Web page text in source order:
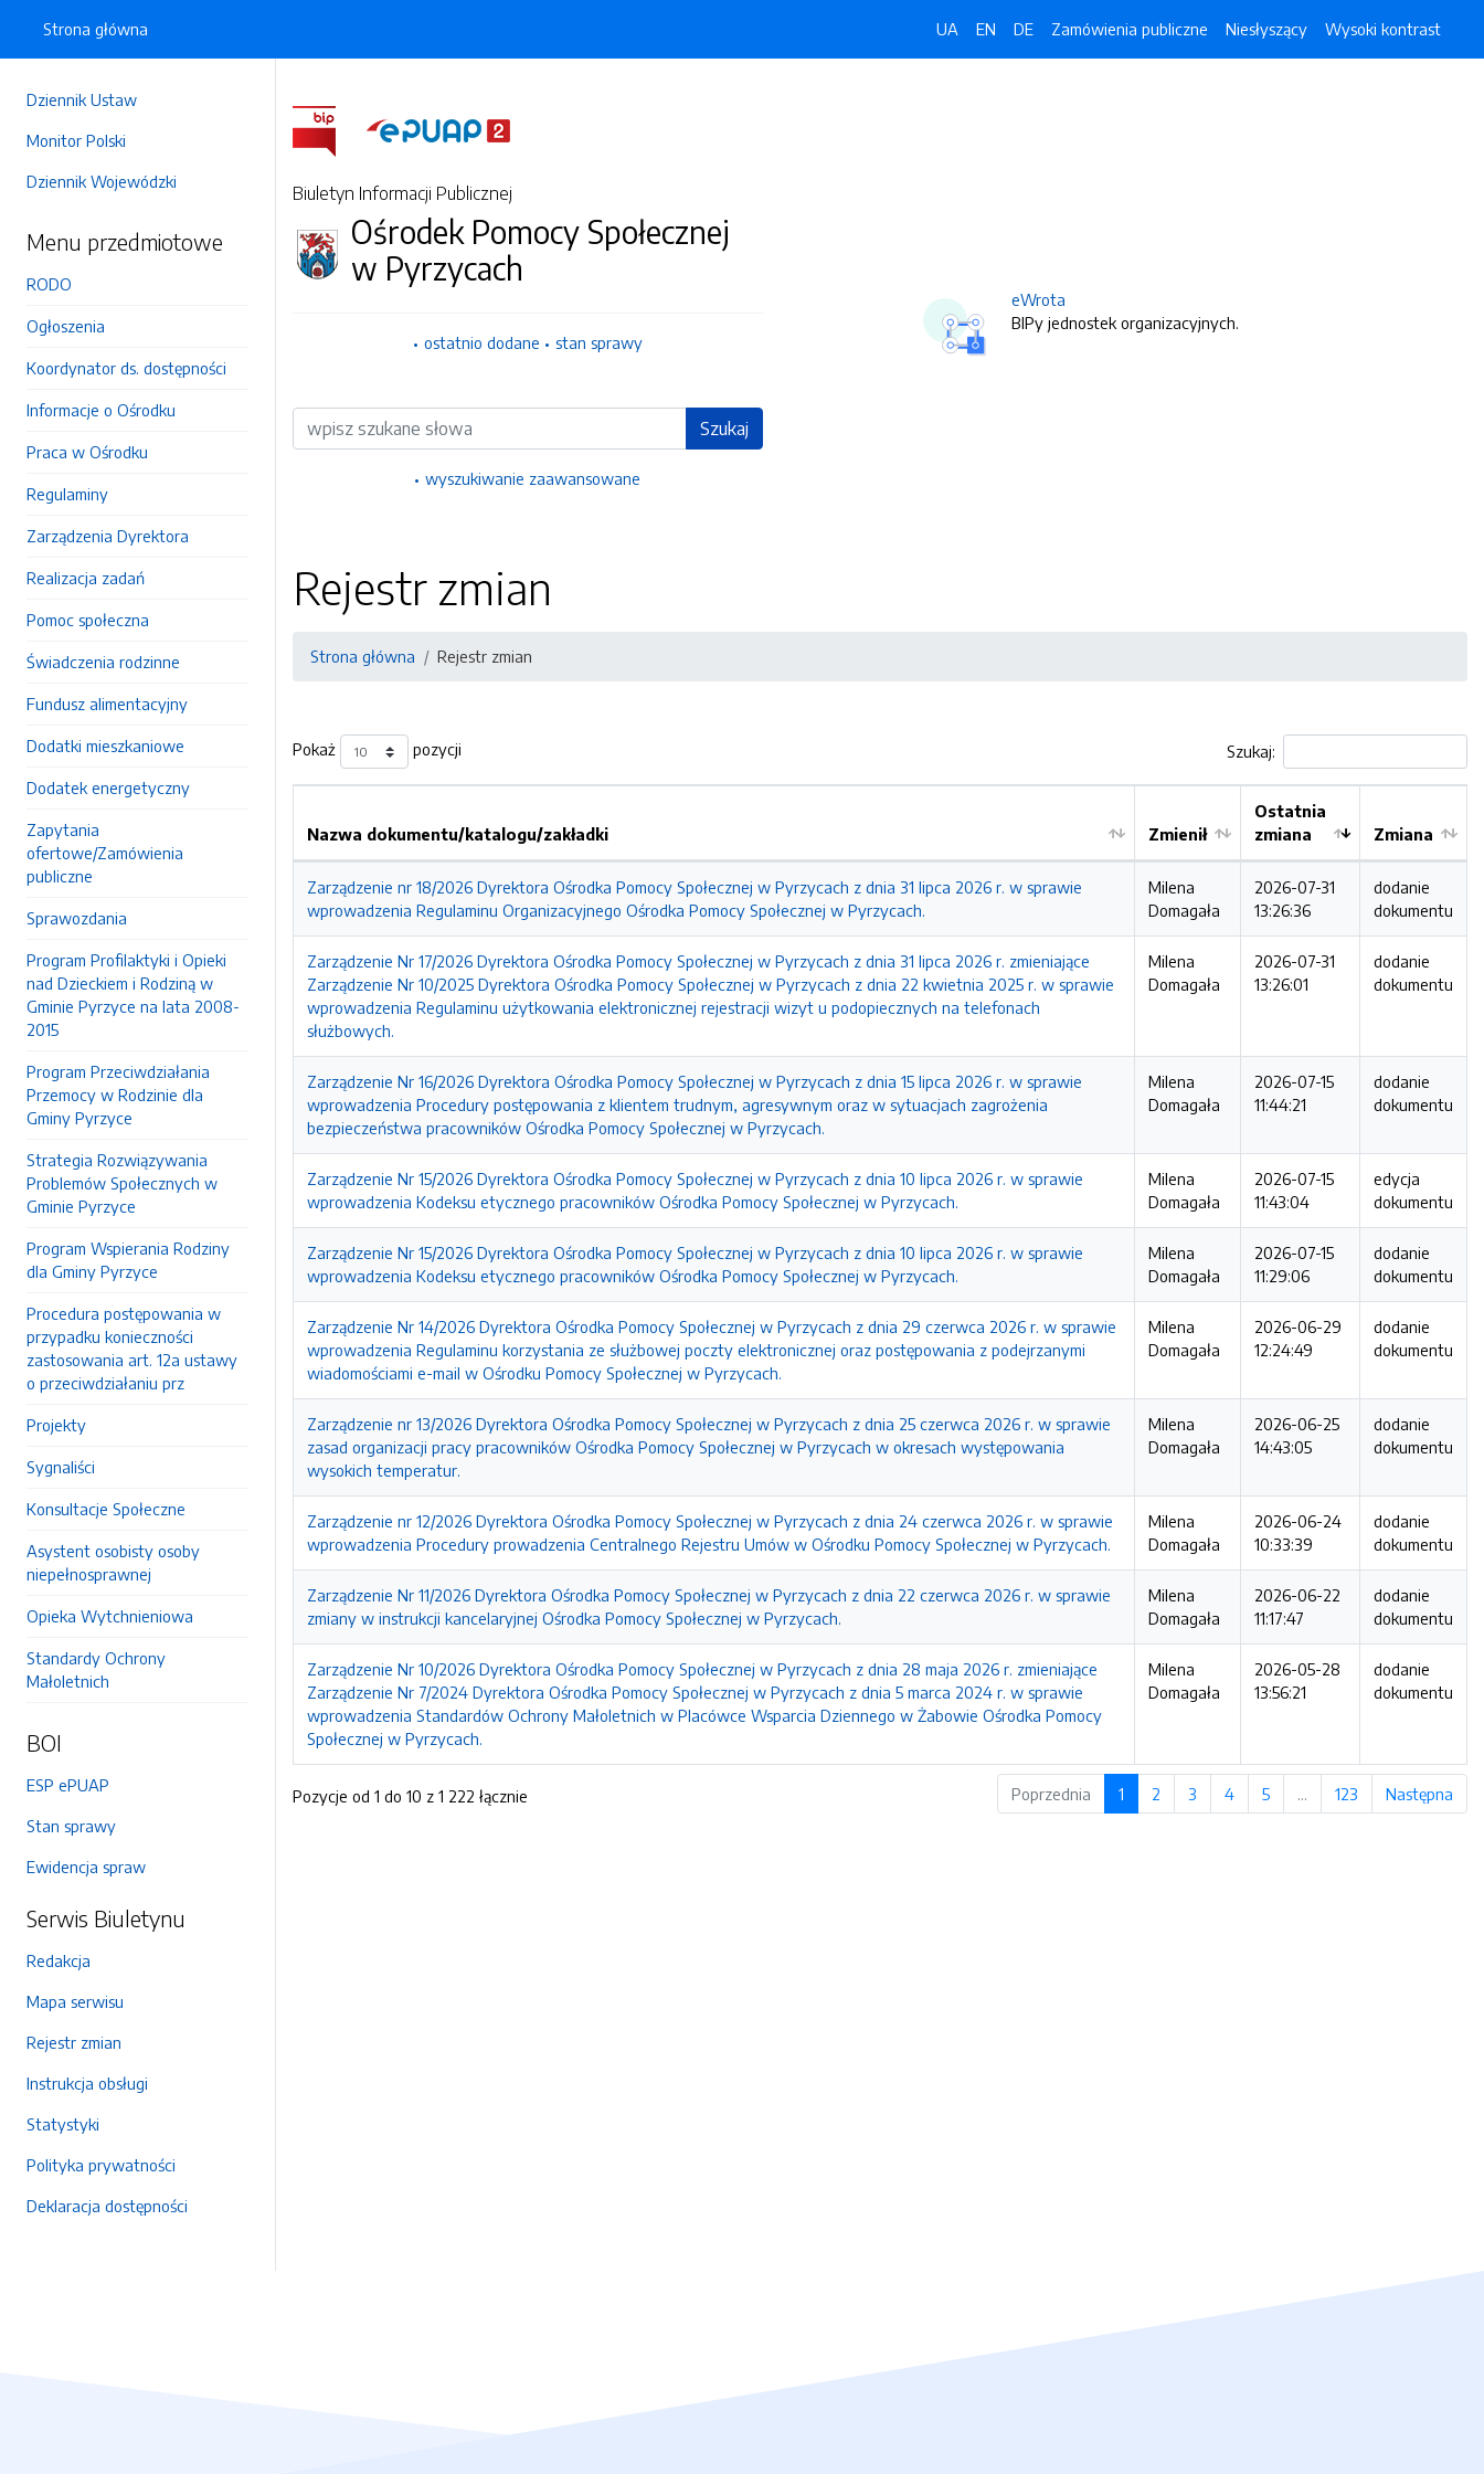
Dziennik Ustaw
Monitor Polski
Dziennik Wojewódzki
Menu przedmiotowe
RODO
Ogłoszenia
Koordynator ds. dostępności
Informacje o Ośrodku
Praca w Ośrodku
Regulaminy
Zarządzenia Dyrektora
Realizacja zadań
Pomoc społeczna
Świadczenia rodzinne
Fundusz alimentacyjny
Dodatki mieszkaniowe
Dodatek energetyczny
Zapytania
ofertowe/Zamówienia
publiczne
Sprawozdania
Program Profilaktyki i Opieki
nad Dzieckiem i Rodziną w
Gminie Pyrzyce na lata 2008-
2015
Program Przeciwdziałania
Przemocy w Rodzinie dla
Gminy Pyrzyce
Strategia Rozwiązywania
Problemów Społecznych w
Gminie Pyrzyce
Program Wspierania Rodziny
dla Gminy Pyrzyce
Procedura postępowania w
przypadku konieczności
zastosowania art. 12a ustawy
o przeciwdziałaniu prz
Projekty
Sygnaliści
Konsultacje Społeczne
Asystent osobisty osoby
niepełnosprawnej
Opieka Wytchnieniowa
Standardy Ochrony
Małoletnich
BOI
ESP ePUAP
Stan sprawy
Ewidencja spraw
Serwis Biuletynu
Redakcja
Mapa serwisu
Rejestr zmian
Instrukcja obsługi
Statystyki
Polityka prywatności
Deklaracja dostępności
Strona główna UA EN DE Zamówienia publiczne Niesłyszący Wysoki kontrast
Biuletyn Informacji Publicznej
Ośrodek Pomocy Społecznej
w Pyrzycach
ostatnio dodane stan sprawy
Wyszukiwarka Szukaj
wyszukiwanie zaawansowane
eWrota
BIPy jednostek organizacyjnych.
Rejestr zmian
Strona główna Rejestr zmian
Pokaż pozycji Szukaj:
Nazwa dokumentu/katalogu/zakładki Zmienił
Ostatnia
zmiana
Zmiana
Zarządzenie nr 18/2026 Dyrektora Ośrodka Pomocy Społecznej w Pyrzycach z dnia 31 lipca 2026 r. w sprawie
wprowadzenia Regulaminu Organizacyjnego Ośrodka Pomocy Społecznej w Pyrzycach.
Milena
Domagała
2026-07-31
13:26:36
dodanie
dokumentu
Zarządzenie Nr 17/2026 Dyrektora Ośrodka Pomocy Społecznej w Pyrzycach z dnia 31 lipca 2026 r. zmieniające
Zarządzenie Nr 10/2025 Dyrektora Ośrodka Pomocy Społecznej w Pyrzycach z dnia 22 kwietnia 2025 r. w sprawie
wprowadzenia Regulaminu użytkowania elektronicznej rejestracji wizyt u podopiecznych na telefonach
służbowych.
Milena
Domagała
2026-07-31
13:26:01
dodanie
dokumentu
Zarządzenie Nr 16/2026 Dyrektora Ośrodka Pomocy Społecznej w Pyrzycach z dnia 15 lipca 2026 r. w sprawie
wprowadzenia Procedury postępowania z klientem trudnym, agresywnym oraz w sytuacjach zagrożenia
bezpieczeństwa pracowników Ośrodka Pomocy Społecznej w Pyrzycach.
Milena
Domagała
2026-07-15
11:44:21
dodanie
dokumentu
Zarządzenie Nr 15/2026 Dyrektora Ośrodka Pomocy Społecznej w Pyrzycach z dnia 10 lipca 2026 r. w sprawie
wprowadzenia Kodeksu etycznego pracowników Ośrodka Pomocy Społecznej w Pyrzycach.
Milena
Domagała
2026-07-15
11:43:04
edycja
dokumentu
Zarządzenie Nr 15/2026 Dyrektora Ośrodka Pomocy Społecznej w Pyrzycach z dnia 10 lipca 2026 r. w sprawie
wprowadzenia Kodeksu etycznego pracowników Ośrodka Pomocy Społecznej w Pyrzycach.
Milena
Domagała
2026-07-15
11:29:06
dodanie
dokumentu
Zarządzenie Nr 14/2026 Dyrektora Ośrodka Pomocy Społecznej w Pyrzycach z dnia 29 czerwca 2026 r. w sprawie
wprowadzenia Regulaminu korzystania ze służbowej poczty elektronicznej oraz postępowania z podejrzanymi
wiadomościami e-mail w Ośrodku Pomocy Społecznej w Pyrzycach.
Milena
Domagała
2026-06-29
12:24:49
dodanie
dokumentu
Zarządzenie nr 13/2026 Dyrektora Ośrodka Pomocy Społecznej w Pyrzycach z dnia 25 czerwca 2026 r. w sprawie
zasad organizacji pracy pracowników Ośrodka Pomocy Społecznej w Pyrzycach w okresach występowania
wysokich temperatur.
Milena
Domagała
2026-06-25
14:43:05
dodanie
dokumentu
Zarządzenie nr 12/2026 Dyrektora Ośrodka Pomocy Społecznej w Pyrzycach z dnia 24 czerwca 2026 r. w sprawie
wprowadzenia Procedury prowadzenia Centralnego Rejestru Umów w Ośrodku Pomocy Społecznej w Pyrzycach.
Milena
Domagała
2026-06-24
10:33:39
dodanie
dokumentu
Zarządzenie Nr 11/2026 Dyrektora Ośrodka Pomocy Społecznej w Pyrzycach z dnia 22 czerwca 2026 r. w sprawie
zmiany w instrukcji kancelaryjnej Ośrodka Pomocy Społecznej w Pyrzycach.
Milena
Domagała
2026-06-22
11:17:47
dodanie
dokumentu
Zarządzenie Nr 10/2026 Dyrektora Ośrodka Pomocy Społecznej w Pyrzycach z dnia 28 maja 2026 r. zmieniające
Zarządzenie Nr 7/2024 Dyrektora Ośrodka Pomocy Społecznej w Pyrzycach z dnia 5 marca 2024 r. w sprawie
wprowadzenia Standardów Ochrony Małoletnich w Placówce Wsparcia Dziennego w Żabowie Ośrodka Pomocy
Społecznej w Pyrzycach.
Milena
Domagała
2026-05-28
13:56:21
dodanie
dokumentu
Pozycje od 1 do 10 z 1 222 łącznie Poprzednia 1 2 3 4 5 … 123 Następna